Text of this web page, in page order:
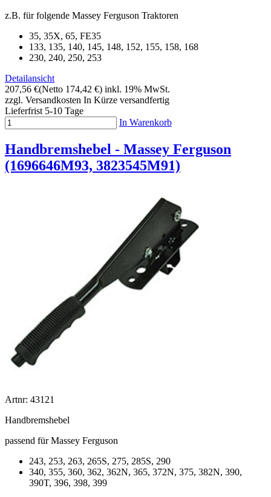
z.B. für folgende Massey Ferguson Traktoren
35, 35X, 65, FE35
133, 135, 140, 145, 148, 152, 155, 158, 168
230, 240, 250, 253
Detailansicht
207,56 €(Netto 174,42 €) inkl. 19% MwSt.
zzgl. Versandkosten In Kürze versandfertig
Lieferfrist 5-10 Tage
In Warenkorb
Handbremshebel - Massey Ferguson
(1696646M93, 3823545M91)
Artnr: 43121
Handbremshebel
passend für Massey Ferguson
243, 253, 263, 265S, 275, 285S, 290
340, 355, 360, 362, 362N, 365, 372N, 375, 382N, 390,
390T, 396, 398, 399